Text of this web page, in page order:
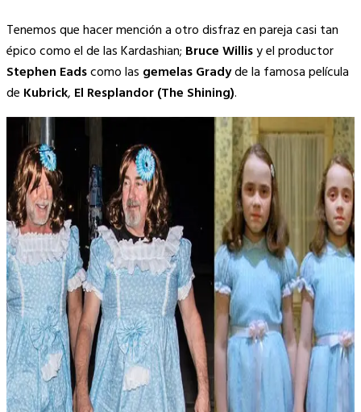
Tenemos que hacer mención a otro disfraz en pareja casi tan
épico como el de las Kardashian; Bruce Willisy el productor
Stephen Eadscomo las gemelas Gradyde la famosa película
de Kubrick, El Resplandor (The Shining).